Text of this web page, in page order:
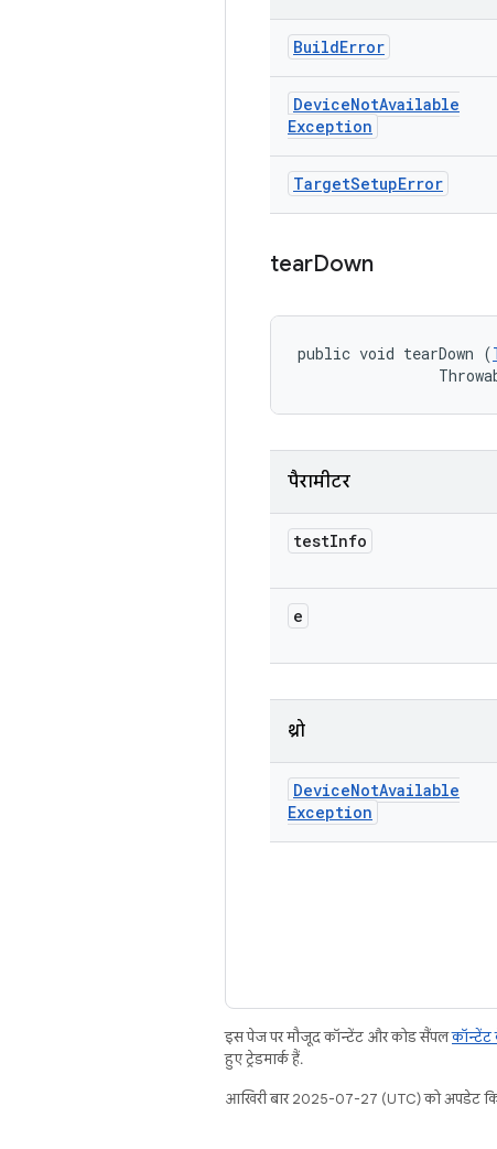
BuildError
DeviceNotAvailable
Exception
TargetSetupError
tearDown
public void tearDown (
पैरामीटर
testInfo
e
थ्रो
DeviceNotAvailable
Exception
इस पेज पर मौजूद कॉन्टेंट और कोड सैंपल
हुए ट्रेडमार्क हैं.
आखिरी बार 2025-07-27 (UTC) को अपडेट